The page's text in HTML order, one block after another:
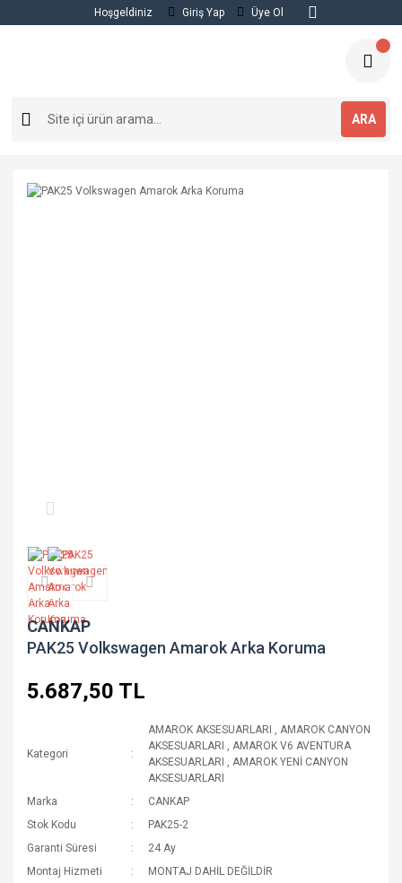
Hoşgeldiniz Giriş Yap Üye Ol
ARA
CANKAP
PAK25 Volkswagen Amarok Arka Koruma
5.687,50 TL
Kategori
AMAROK AKSESUARLARI ,AMAROK CANYON
AKSESUARLARI ,AMAROK V6 AVENTURA
AKSESUARLARI ,AMAROK YENİ CANYON
AKSESUARLARI
Marka
CANKAP
Stok Kodu
PAK25-2
Garanti Süresi
24 Ay
Montaj Hizmeti
MONTAJ DAHİL DEĞİLDİR